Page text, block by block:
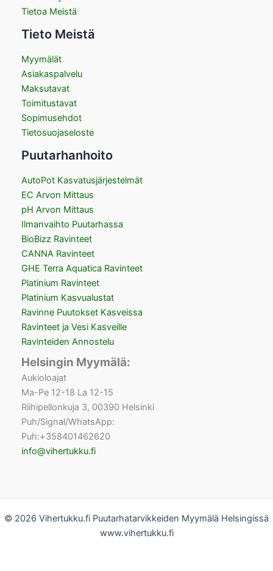
Tietoa Meistä
Tieto Meistä
Myymälät
Asiakaspalvelu
Maksutavat
Toimitustavat
Sopimusehdot
Tietosuojaseloste
Puutarhanhoito
AutoPot Kasvatusjärjestelmät
EC Arvon Mittaus
pH Arvon Mittaus
Ilmanvaihto Puutarhassa
BioBizz Ravinteet
CANNA Ravinteet
GHE Terra Aquatica Ravinteet
Platinium Ravinteet
Platinium Kasvualustat
Ravinne Puutokset Kasveissa
Ravinteet ja Vesi Kasveille
Ravinteiden Annostelu
Helsingin Myymälä:
Aukioloajat
Ma-Pe 12-18 La 12-15
Riihipellonkuja 3, 00390 Helsinki
Puh/Signal/WhatsApp:
Puh:+358401462620
info@vihertukku.fi
© 2026 Vihertukku.fi Puutarhatarvikkeiden Myymälä Helsingissä
www.vihertukku.fi